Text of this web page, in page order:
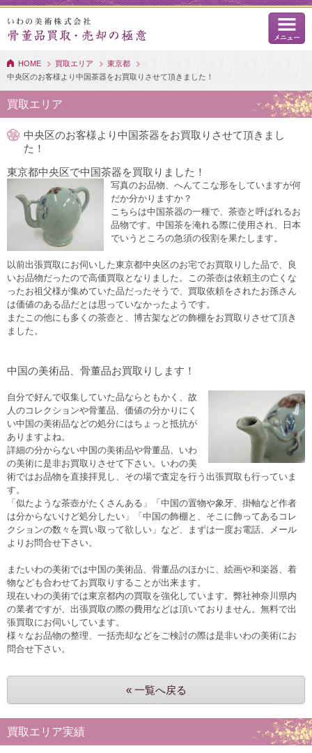
HOME 買取エリア
東京都
中央区のお客様より中国茶器をお買取りさせて頂きました！
買取エリア
中央区のお客様より中国茶器をお買取りさせて頂きまし
た！
東京都中央区で中国茶器を買取りました！
写真のお品物、へんてこな形をしていますが何
だか分かりますか？
こちらは中国茶器の一種で、茶壺と呼ばれるお
品物です。中国茶を淹れる際に使用され、日本
でいうところの急須の役割を果たします。
以前出張買取にお伺いした東京都中央区のお宅でお買取りした品で、良
いお品物だったので高価買取となりました。この茶壺は依頼主の亡くな
ったお祖父様が集めていた品だったそうで、買取依頼をされたお孫さん
は価値のある品だとは思っていなかったようです。
またこの他にも多くの茶壺と、博古架などの飾棚をお買取りさせて頂き
ました。
中国の美術品、骨董品お買取りします！
自分で好んで収集していた品ならともかく、故
人のコレクションや骨董品、価値の分かりにく
い中国の美術品などの処分にはちょっと抵抗が
ありますよね。
詳細の分からない中国の美術品や骨董品、いわ
の美術に是非お買取りさせて下さい。いわの美
術ではお品物を直接拝見し、その場で査定を行う出張買取も行っていま
す。
「似たような茶壺がたくさんある」「中国の置物や象牙、掛軸など作者
は分からないけど処分したい」「中国の飾棚と、そこに飾ってあるコレ
クションの数々を買い取って欲しい」など、まずは一度お電話、メール
よりお問合せ下さい。
またいわの美術では中国の美術品、骨董品のほかに、絵画や和楽器、着
物なども合わせてお買取りすることが出来ます。
現在いわの美術では東京都内の買取を強化しています。弊社神奈川県内
の業者ですが、出張買取の際の費用などは頂いておりません。無料で出
張買取にお伺いしています。
様々なお品物の整理、一括売却などをご検討の際は是非いわの美術にお
問合せ下さい。
« 一覧へ戻る
買取エリア実績